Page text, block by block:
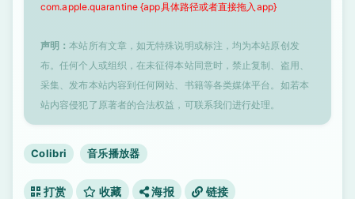
com.apple.quarantine {app具体路径或者直接拖入app}
声明：本站所有文章，如无特殊说明或标注，均为本站原创发
布。任何个人或组织，在未征得本站同意时，禁止复制、盗用、
采集、发布本站内容到任何网站、书籍等各类媒体平台。如若本
站内容侵犯了原著者的合法权益，可联系我们进行处理。
Colibri 音乐播放器
打赏 收藏 海报 链接